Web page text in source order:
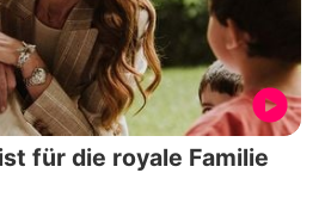
für die royale Familie